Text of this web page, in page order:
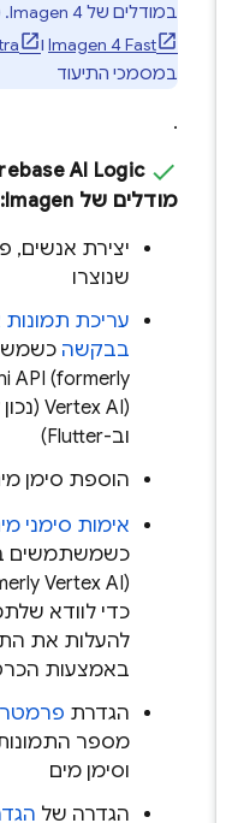
במודלים שלImagen 4
.
Imagen 4 Fastו
במסמכי התיעוד
AI Logic
מודלים שלImagen
:
יצירת אנשים,
שנוצרו
עריכת תמונות
בבקשה
API (formerly
Vertex AI)
וב-Flutter)
הוספת סימן
אימות סימני
כשמשתמשים
Vertex AI)
כדי לוודא
להעלות את
באמצעות
הגדרת
מספר התמונות
וסימן מים
הגדרה של